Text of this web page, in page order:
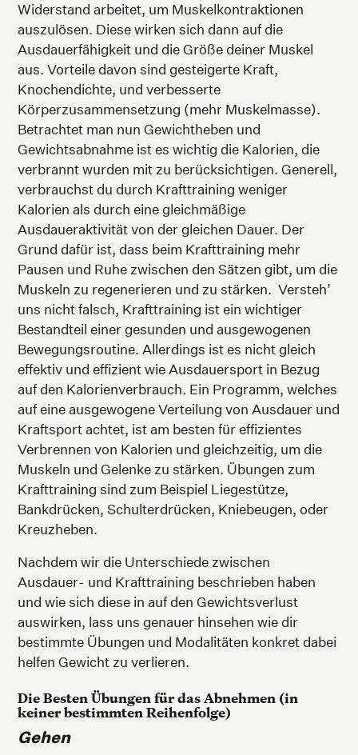
Widerstand arbeitet, um Muskelkontraktionen
auszulösen. Diese wirken sich dann auf die
Ausdauerfähigkeit und die Größe deiner Muskel
aus. Vorteile davon sind gesteigerte Kraft,
Knochendichte, und verbesserte
Körperzusammensetzung (mehr Muskelmasse).
Betrachtet man nun Gewichtheben und
Gewichtsabnahme ist es wichtig die Kalorien, die
verbrannt wurden mit zu berücksichtigen. Generell,
verbrauchst du durch Krafttraining weniger
Kalorien als durch eine gleichmäßige
Ausdaueraktivität von der gleichen Dauer. Der
Grund dafür ist, dass beim Krafttraining mehr
Pausen und Ruhe zwischen den Sätzen gibt, um die
Muskeln zu regenerieren und zu stärken. Versteh’
uns nicht falsch, Krafttraining ist ein wichtiger
Bestandteil einer gesunden und ausgewogenen
Bewegungsroutine. Allerdings ist es nicht gleich
effektiv und effizient wie Ausdauersport in Bezug
auf den Kalorienverbrauch. Ein Programm, welches
auf eine ausgewogene Verteilung von Ausdauer und
Kraftsport achtet, ist am besten für effizientes
Verbrennen von Kalorien und gleichzeitig, um die
Muskeln und Gelenke zu stärken. Übungen zum
Krafttraining sind zum Beispiel Liegestütze,
Bankdrücken, Schulterdrücken, Kniebeugen, oder
Kreuzheben.
Nachdem wir die Unterschiede zwischen
Ausdauer- und Krafttraining beschrieben haben
und wie sich diese in auf den Gewichtsverlust
auswirken, lass uns genauer hinsehen wie dir
bestimmte Übungen und Modalitäten konkret dabei
helfen Gewicht zu verlieren.
Die Besten Übungen für das Abnehmen (in
keiner bestimmten Reihenfolge)
Gehen